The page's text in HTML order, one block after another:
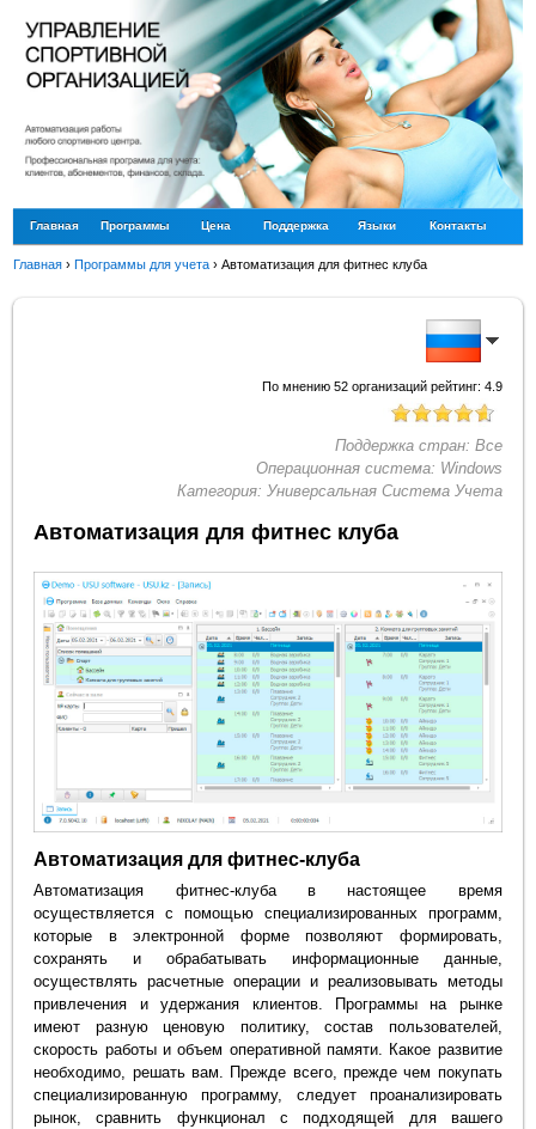
Главная Программы Цена Поддержка Языки Контакты
Главная ›Программы для учета ›Автоматизация для фитнес клуба
По мнению 52организаций рейтинг: 4.9
Поддержка стран: Все
Операционная система: Windows
Категория: Универсальная Система Учета
Автоматизация для фитнес клуба
Автоматизация для фитнес-клуба
Автоматизация фитнес-клуба в настоящее время
осуществляется с помощью специализированных программ,
которые в электронной форме позволяют формировать,
сохранять и обрабатывать информационные данные,
осуществлять расчетные операции и реализовывать методы
привлечения и удержания клиентов. Программы на рынке
имеют разную ценовую политику, состав пользователей,
скорость работы и объем оперативной памяти. Какое развитие
необходимо, решать вам. Прежде всего, прежде чем покупать
специализированную программу, следует проанализировать
рынок, сравнить функционал с подходящей для вашего